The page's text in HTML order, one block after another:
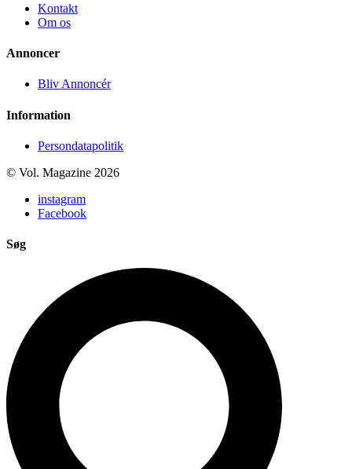
Kontakt
Om os
Annoncer
Bliv Annoncér
Information
Persondatapolitik
© Vol. Magazine 2026
instagram
Facebook
Søg